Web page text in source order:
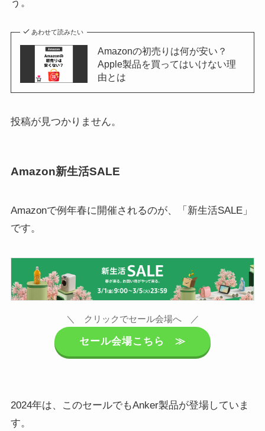
う。
あわせて読みたい
Amazonの初売りは何が安い？
Apple製品を買ってはいけない理
由とは
投稿が見つかりません。
Amazon新生活SALE
Amazonで例年春に開催されるのが、「新生活SALE」
です。
＼ クリックでセール会場へ ／
セール会場こちら ≫
2024年は、このセールでもAnker製品が登場していま
す。